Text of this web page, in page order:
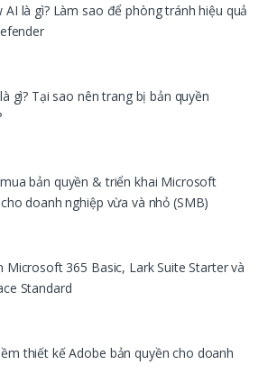
AI là gì? Làm sao để phòng tránh hiệu quả
gì? Tại sao nên trang bị bản quyền
bản quyền & triển khai Microsoft
doanh nghiệp vừa và nhỏ (SMB)
Microsoft 365 Basic, Lark Suite Starter và
Standard
thiết kế Adobe bản quyền cho doanh